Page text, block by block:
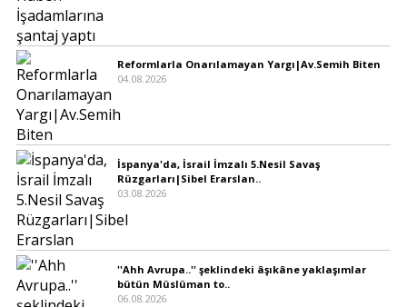
Reformlarla Onarılamayan Yargı|Av.Semih Biten
04.08.2026
İspanya'da, İsrail İmzalı 5.Nesil Savaş
Rüzgarları|Sibel Erarslan..
03.08.2026
''Ahh Avrupa..'' şeklindeki âşıkâne yaklaşımlar
bütün Müslüman to..
06.08.2026